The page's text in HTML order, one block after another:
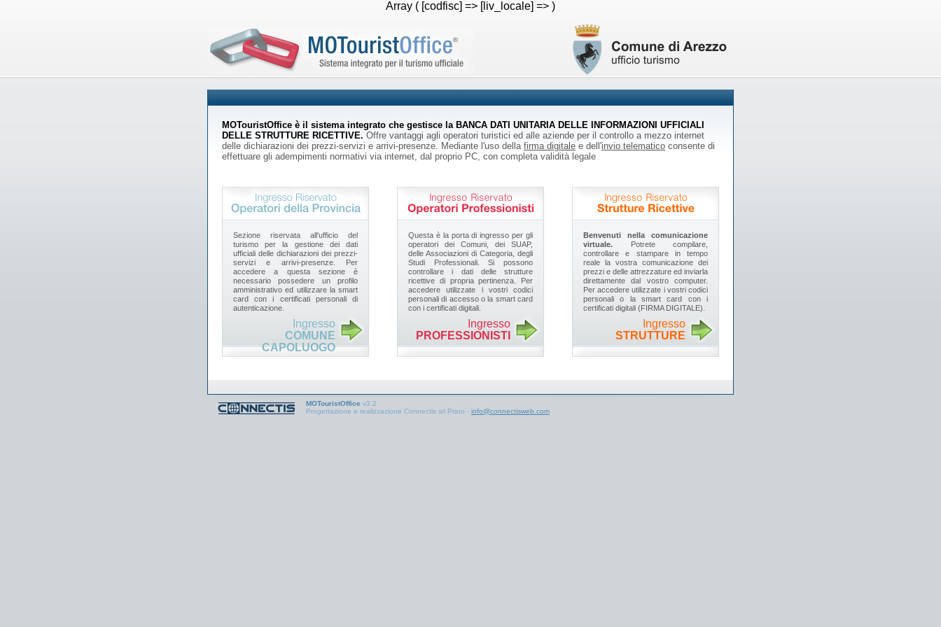
Array ( [codfisc] => [liv_locale] => )
MOTouristOffice è il sistema integrato che gestisce la BANCA DATI UNITARIA DELLE INFORMAZIONI UFFICIALI
DELLE STRUTTURE RICETTIVE. Offre vantaggi agli operatori turistici ed alle aziende per il controllo a mezzo internet
delle dichiarazioni dei prezzi-servizi e arrivi-presenze. Mediante l'uso della firma digitale e dell'invio telematico consente di
effettuare gli adempimenti normativi via internet, dal proprio PC, con completa validità legale
Sezione riservata all'ufficio del
turismo per la gestione dei dati
ufficiali delle dichiarazioni dei prezzi-
servizi e arrivi-presenze. Per
accedere a questa sezione è
necessario possedere un profilo
amministrativo ed utilizzare la smart
card con i certificati personali di
autenticazione.
Ingresso
COMUNE
CAPOLUOGO
Questa è la porta di ingresso per gli
operatori dei Comuni, dei SUAP,
delle Associazioni di Categoria, degli
Studi Professionali. Si possono
controllare i dati delle strutture
ricettive di propria pertinenza. Per
accedere utilizzate i vostri codici
personali di accesso o la smart card
con i certificati digitali.
Ingresso
PROFESSIONISTI
Benvenuti nella comunicazione
virtuale. Potrete compilare,
controllare e stampare in tempo
reale la vostra comunicazione dei
prezzi e delle attrezzature ed inviarla
direttamente dal vostro computer.
Per accedere utilizzate i vostri codici
personali o la smart card con i
certificati digitali (FIRMA DIGITALE).
Ingresso
STRUTTURE
MOTouristOffice v3.2
Progettazione e realizzazione Connectis srl Prato - info@connectisweb.com